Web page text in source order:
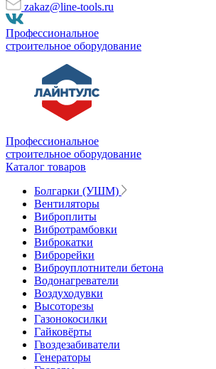
zakaz@line-tools.ru
Профессиональное
строительное оборудование
Профессиональное
строительное оборудование
Каталог товаров
Болгарки (УШМ)
Вентиляторы
Виброплиты
Вибротрамбовки
Виброкатки
Виброрейки
Виброуплотнители бетона
Водонагреватели
Воздуходувки
Высоторезы
Газонокосилки
Гайковёрты
Гвоздезабиватели
Генераторы